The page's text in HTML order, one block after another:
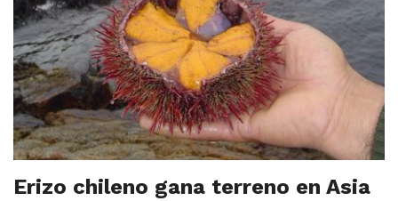
Erizo chileno gana terreno en Asia